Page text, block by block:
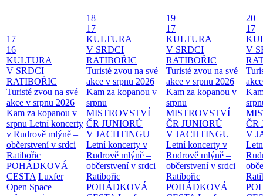
17
16
KULTURA
V SRDCI
RATIBOŘIC
Turisté zvou na své
akce v srpnu 2026
Kam za kopanou v
srpnu Letní koncerty
v Rudrově mlýně –
občerstvení v srdci
Ratibořic
POHÁDKOVÁ
CESTA Luxfer
Open Space
18
17
KULTURA
V SRDCI
RATIBOŘIC
Turisté zvou na své
akce v srpnu 2026
Kam za kopanou v
srpnu
MISTROVSTVÍ
ČR JUNIORŮ
V JACHTINGU
Letní koncerty v
Rudrově mlýně –
občerstvení v srdci
Ratibořic
POHÁDKOVÁ
19
17
KULTURA
V SRDCI
RATIBOŘIC
Turisté zvou na své
akce v srpnu 2026
Kam za kopanou v
srpnu
MISTROVSTVÍ
ČR JUNIORŮ
V JACHTINGU
Letní koncerty v
Rudrově mlýně –
občerstvení v srdci
Ratibořic
POHÁDKOVÁ
20
17
V
ČR
V